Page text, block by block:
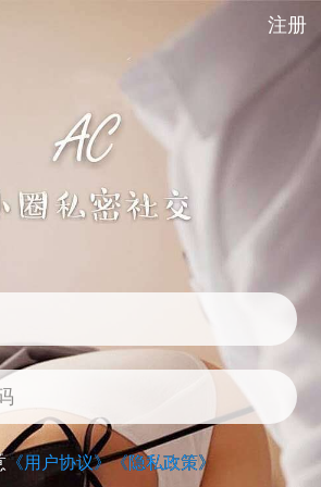
注册
《用户协议》《隐私政策》